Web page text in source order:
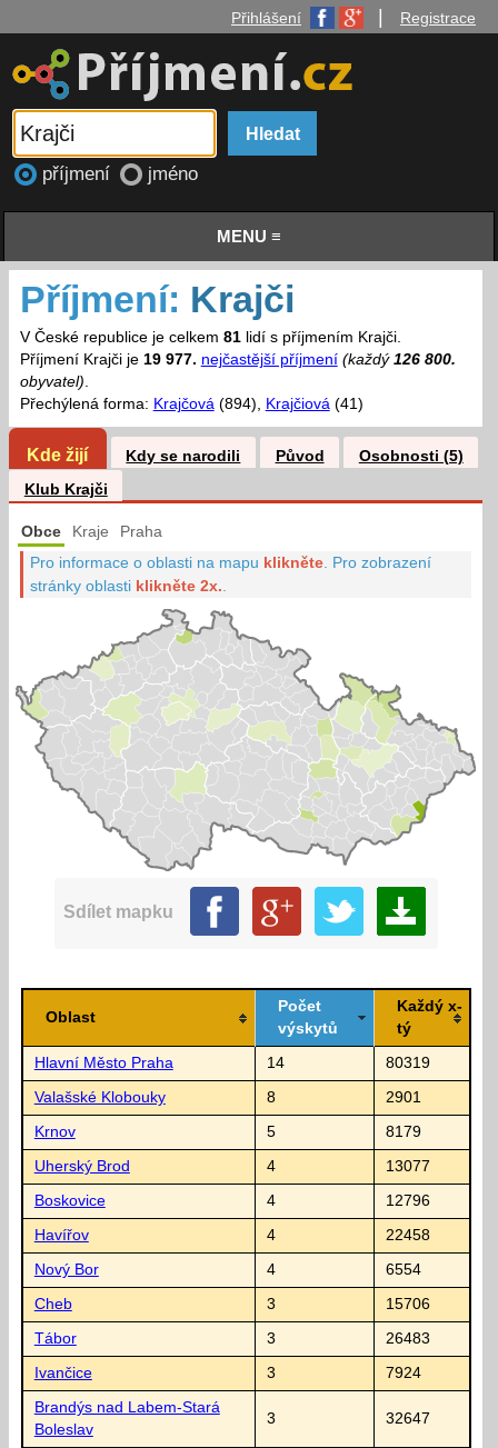
Přihlášení Registrace
příjmení jméno
MENU ≡
Příjmení: Krajči
V České republice je celkem 81lidí s příjmením Krajči.
Příjmení Krajči je 19 977. nejčastější příjmení (každý 126 800.
obyvatel).
Přechýlená forma: Krajčová(894), Krajčiová(41)
Kde žijí Kdy se narodili Původ
Osobnosti (5)
Klub Krajči
Obce Kraje Praha
Pro informace o oblasti na mapu klikněte Pro zobrazení
stránky oblasti klikněte 2x.
Sdílet mapku
Oblast
Počet
výskytů
Každý x-
tý
Hlavní Město Praha 14 80319
Valašské Klobouky 8 2901
Krnov 5 8179
Uherský Brod 4 13077
Boskovice 4 12796
Havířov 4 22458
Nový Bor 4 6554
Cheb 3 15706
Tábor 3 26483
Ivančice 3 7924
Brandýs nad Labem-Stará
Boleslav
3 32647